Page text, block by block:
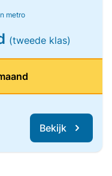
metro
(tweede klas)
Bekijk